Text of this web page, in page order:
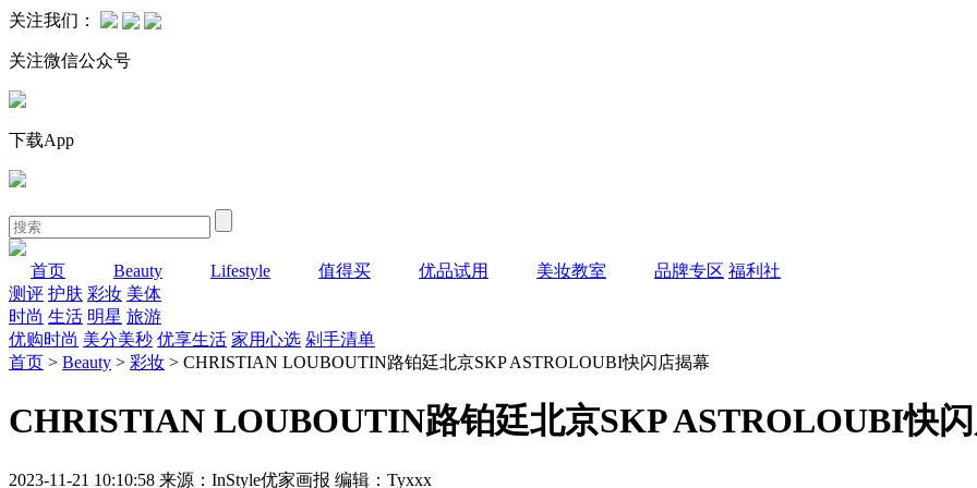
关注我们：
关注微信公众号
下载App
首页 Beauty Lifestyle 值得买 优品试用 美妆教室 品牌专区 福利社
测评 护肤 彩妆 美体
时尚 生活 明星 旅游
优购时尚 美分美秒 优享生活 家用心选 剁手清单
首页 > Beauty > 彩妆 > CHRISTIAN LOUBOUTIN路铂廷北京SKP ASTROLOUBI快闪店揭幕
CHRISTIAN LOUBOUTIN路铂廷北京SKP ASTROLOUBI快
2023-11-21 10:10:58 来源：InStyle优家画报 编辑：Tyxxx